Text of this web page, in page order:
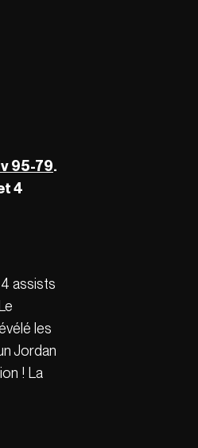
95-79.
4
4 assists
les
Jordan
! La